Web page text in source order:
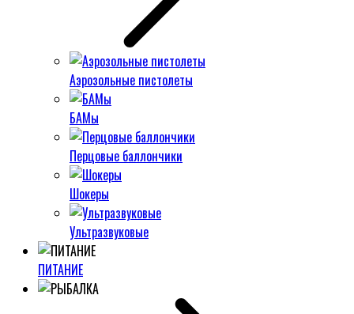
Аэрозольные пистолеты
БАМы
Перцовые баллончики
Шокеры
Ультразвуковые
ПИТАНИЕ